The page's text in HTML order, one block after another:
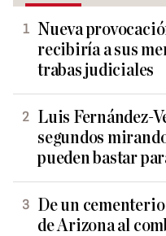
Nueva
recibiría a sus
trabas judiciales
Luis Fernández-
segundos
pueden bastar
De un
de Arizona al